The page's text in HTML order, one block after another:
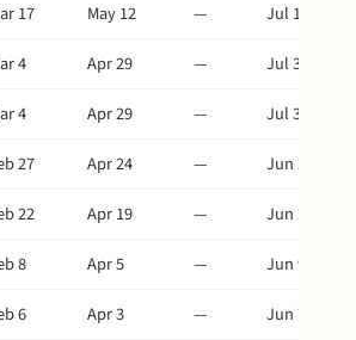
17 May 12 —
Jul 16
4 Apr 29 —
Jul 3
4 Apr 29 —
Jul 3
27 Apr 24 —
Jun 28
22 Apr 19 —
Jun 23
8 Apr 5 —
Jun 9
6 Apr 3 —
Jun 7